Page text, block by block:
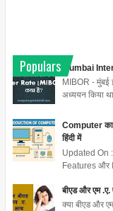
Populars
Mumbai
MIBOR - मुंबई
अध्ययन किया
Computer
हिंदी में
Updated On
Features और
बीएड और एम
क्या बीएड और